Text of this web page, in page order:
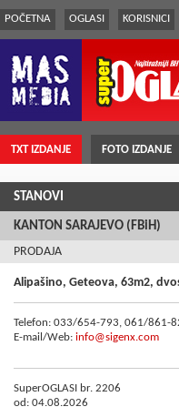
POČETNA OGLASI KORISNICI
TXT IZDANJE FOTO IZDANJE
STANOVI
KANTON SARAJEVO (FBiH)
PRODAJA
Alipašino, Geteova, 63m2,
Telefon: 033/654-793, 061/861-
E-mail/Web: info@sigenx.com
SuperOGLASI br. 2206
od: 04.08.2026